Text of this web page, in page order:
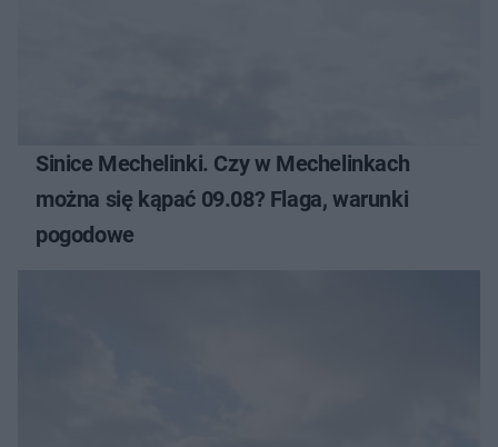
Sinice Mechelinki. Czy w Mechelinkach
można się kąpać 09.08? Flaga, warunki
pogodowe